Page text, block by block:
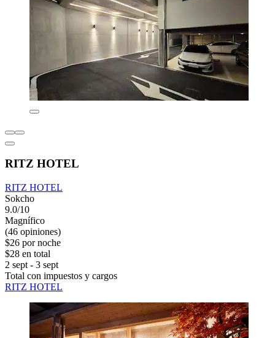
RITZ HOTEL
RITZ HOTEL
Sokcho
9.0/10
Magnífico
(46 opiniones)
$26 por noche
$28 en total
2 sept - 3 sept
Total con impuestos y cargos
RITZ HOTEL